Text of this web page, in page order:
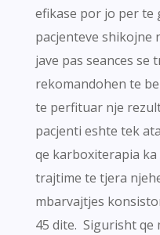
efikase por jo per te
pacjenteve shikojne
jave pas seances se
rekomandohen te
te perfituar nje
pacjenti eshte tek
qe karboxiterapia
trajtime te tjera
mbarvajtjes
45 dite. Sigurisht qe